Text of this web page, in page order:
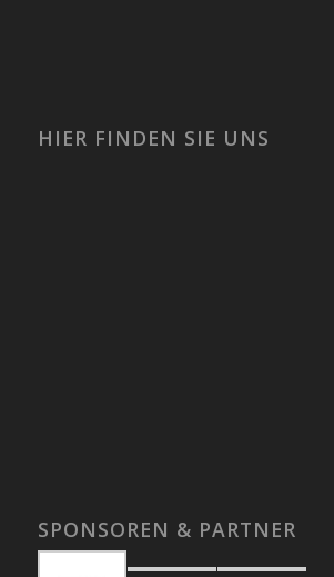
HIER FINDEN SIE UNS
SPONSOREN & PARTNER